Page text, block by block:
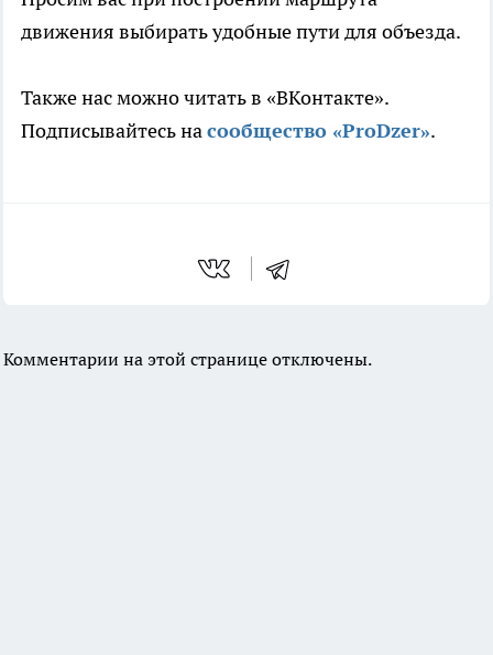
движения выбирать удобные пути для объезда.
Также нас можно читать в «ВКонтакте».
Подписывайтесь насообщество «ProDzer».
Комментарии на этой странице отключены.